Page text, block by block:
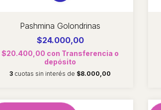
Pashmina Golondrinas
$24.000,00
$20.400,00 con Transferencia o
depósito
3 cuotas sin interés de $8.000,00